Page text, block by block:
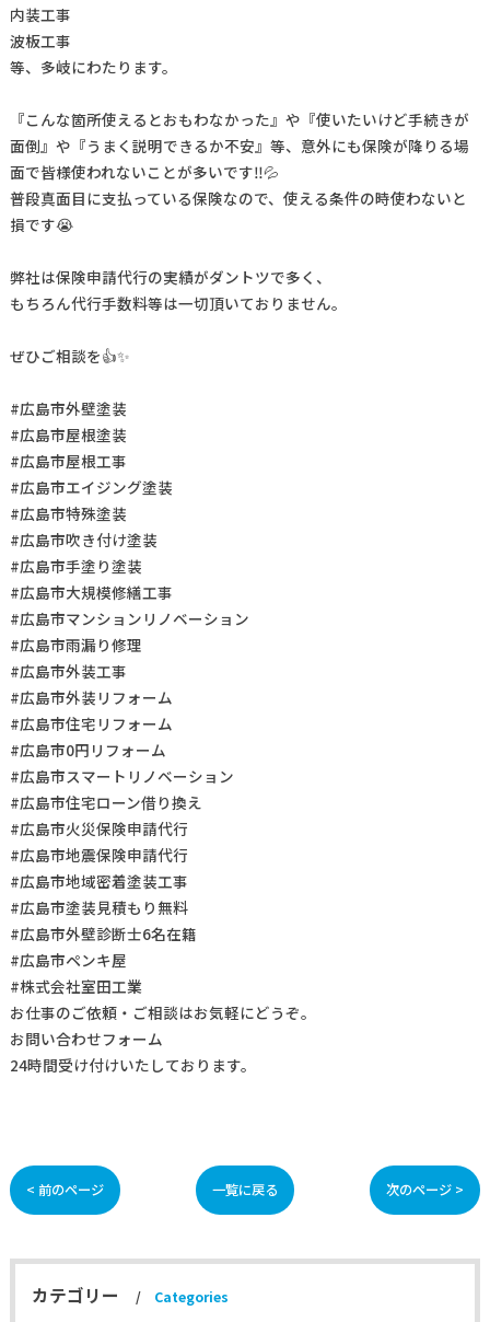
内装工事
波板工事
等、多岐にわたります。
『こんな箇所使えるとおもわなかった』や『使いたいけど手続きが
面倒』や『うまく説明できるか不安』等、意外にも保険が降りる場
面で皆様使われないことが多いです‼️💦
普段真面目に支払っている保険なので、使える条件の時使わないと
損です😭
弊社は保険申請代行の実績がダントツで多く、
もちろん代行手数料等は一切頂いておりません。
ぜひご相談を👍✨
#広島市外壁塗装
#広島市屋根塗装
#広島市屋根工事
#広島市エイジング塗装
#広島市特殊塗装
#広島市吹き付け塗装
#広島市手塗り塗装
#広島市大規模修繕工事
#広島市マンションリノベーション
#広島市雨漏り修理
#広島市外装工事
#広島市外装リフォーム
#広島市住宅リフォーム
#広島市0円リフォーム
#広島市スマートリノベーション
#広島市住宅ローン借り換え
#広島市火災保険申請代行
#広島市地震保険申請代行
#広島市地域密着塗装工事
#広島市塗装見積もり無料
#広島市外壁診断士6名在籍
#広島市ペンキ屋
#株式会社室田工業
お仕事のご依頼・ご相談はお気軽にどうぞ。
お問い合わせフォーム
24時間受け付けいたしております。
< 前のページ 一覧に戻る 次のページ >
カテゴリー Categories